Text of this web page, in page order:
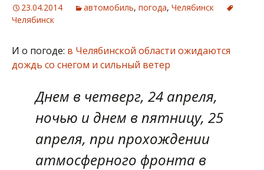
23.04.2014 автомобиль, погода, Челябинск
Челябинск
И о погоде: в Челябинской области ожидаются
дождь со снегом и сильный ветер
Днем в четверг, 24 апреля,
ночью и днем в пятницу, 25
апреля, при прохождении
атмосферного фронта в